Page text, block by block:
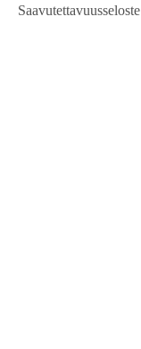
Saavutettavuusseloste